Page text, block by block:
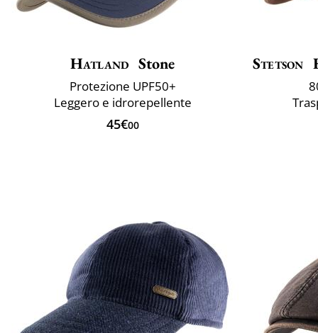
Hatland Stone
Protezione UPF50+
Leggero e idrorepellente
45€00
Stetson